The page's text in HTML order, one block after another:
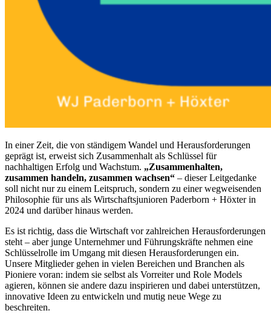
In einer Zeit, die von ständigem Wandel und Herausforderungen
geprägt ist, erweist sich Zusammenhalt als Schlüssel für
nachhaltigen Erfolg und Wachstum. „Zusammenhalten,
zusammen handeln, zusammen wachsen“ – dieser Leitgedanke
soll nicht nur zu einem Leitspruch, sondern zu einer wegweisenden
Philosophie für uns als Wirtschaftsjunioren Paderborn + Höxter in
2024 und darüber hinaus werden.
Es ist richtig, dass die Wirtschaft vor zahlreichen Herausforderungen
steht – aber junge Unternehmer und Führungskräfte nehmen eine
Schlüsselrolle im Umgang mit diesen Herausforderungen ein.
Unsere Mitglieder gehen in vielen Bereichen und Branchen als
Pioniere voran: indem sie selbst als Vorreiter und Role Models
agieren, können sie andere dazu inspirieren und dabei unterstützen,
innovative Ideen zu entwickeln und mutig neue Wege zu
beschreiten.